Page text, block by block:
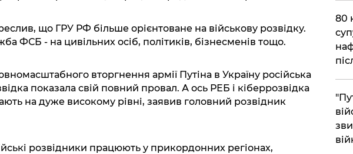
що ГРУ РФ більше орієнтоване на військову розвідку.
ФСБ - на цивільних осіб, політиків, бізнесменів тощо.
вторгнення армії Путіна в Україну російська
показала свій повний провал. А ось РЕБ і кіберрозвідка
на дуже високому рівні, заявив головний розвідник
розвідники працюють у прикордонних регіонах,
​80